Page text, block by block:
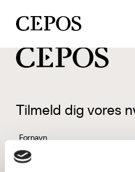
CEPOS logo
Tilmeld dig vores
Fornavn